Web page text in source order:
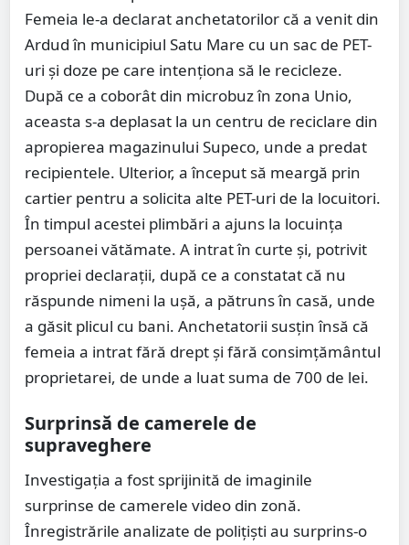
Femeia le-a declarat anchetatorilor că a venit din
Ardud în municipiul Satu Mare cu un sac de PET-
uri și doze pe care intenționa să le recicleze.
După ce a coborât din microbuz în zona Unio,
aceasta s-a deplasat la un centru de reciclare din
apropierea magazinului Supeco, unde a predat
recipientele. Ulterior, a început să meargă prin
cartier pentru a solicita alte PET-uri de la locuitori.
În timpul acestei plimbări a ajuns la locuința
persoanei vătămate. A intrat în curte și, potrivit
propriei declarații, după ce a constatat că nu
răspunde nimeni la ușă, a pătruns în casă, unde
a găsit plicul cu bani. Anchetatorii susțin însă că
femeia a intrat fără drept și fără consimțământul
proprietarei, de unde a luat suma de 700 de lei.
Surprinsă de camerele de
supraveghere
Investigația a fost sprijinită de imaginile
surprinse de camerele video din zonă.
Înregistrările analizate de polițiști au surprins-o